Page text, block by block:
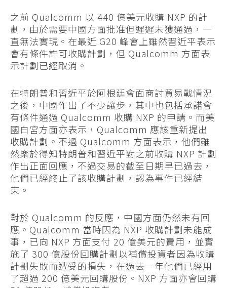
之前 Qualcomm 以 440 億美元收購 NXP 的計
劃，由於需要中國方面批准但遲遲未獲通過，一
直無法實現。在最近 G20 峰會上雖然習近平表示
會有條件許可收購計劃，但 Qualcomm 方面表
示計劃已經取消。
在特朗普和習近平於阿根廷會面商討貿易戰情況
之後，中國作出了不少讓步，其中也包括承諾會
有條件通過 Qualcomm 收購 NXP 的申請。而美
國白宮方面亦表示，Qualcomm 應該重新提出
收購計劃。不過 Qualcomm 方面表示，他們雖
然樂於得知特朗普和習近平對之前收購 NXP 計劃
作出正面回應，不過交易的截至日期早已過去，
他們已經終止了該收購計劃，認為事件已經結
束。
對於 Qualcomm 的反應，中國方面仍然未有回
應。Qualcomm 當時因為 NXP 收購計劃未能成
事，已向 NXP 方面支付 20 億美元的費用，並實
施了 300 億股份回購計劃以補償投資者因為收購
計劃失敗而遭受的損失，在過去一年他們已經用
了超過 200 億美元回購股份。NXP 方面亦會回購